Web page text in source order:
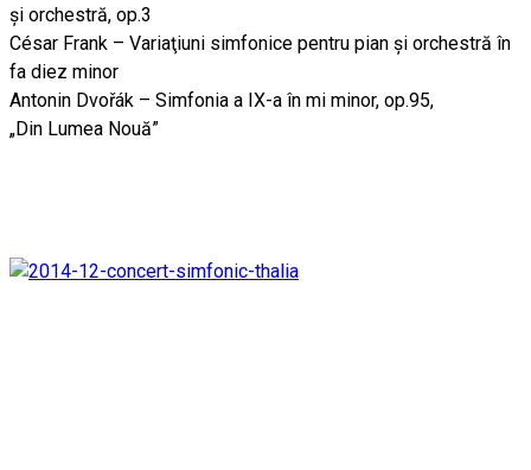
şi orchestră, op.3
César Frank – Variaţiuni simfonice pentru pian şi orchestră în
fa diez minor
Antonin Dvořák – Simfonia a IX-a în mi minor, op.95,
„Din Lumea Nouă”